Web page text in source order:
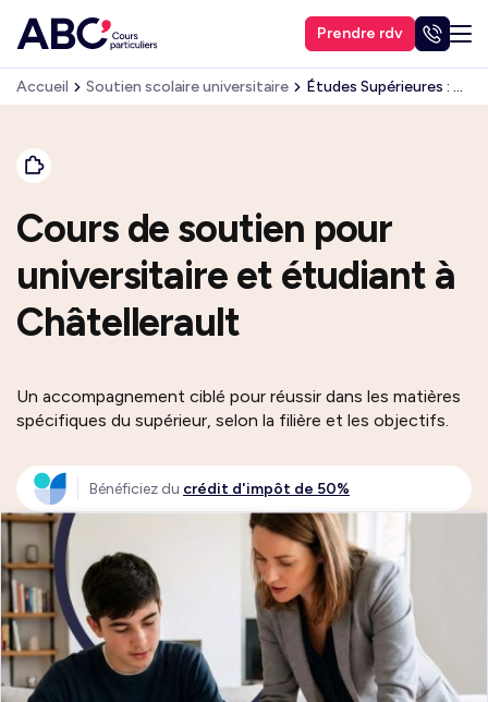
Prendre rdv
Accueil Soutien scolaire universitaire Études Supérieures : Autres matières
Cours de soutien pour
universitaire et étudiant à
Châtellerault
Un accompagnement ciblé pour réussir dans les matières
spécifiques du supérieur, selon la filière et les objectifs.
Bénéficiez du crédit d'impôt de 50%